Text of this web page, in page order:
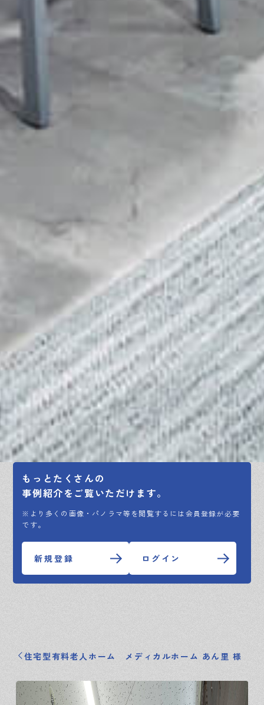
もっとたくさんの
事例紹介をご覧いただけます。
※より多くの画像・パノラマ等を閲覧するには会員登録が必要
です。
新規登録 ログイン
住宅型有料老人ホーム メディカルホーム あん里 様